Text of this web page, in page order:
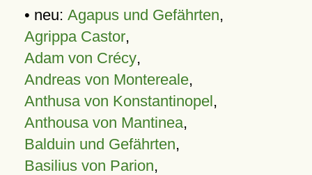
• neu: Agapus und Gefährten,
Agrippa Castor,
Adam von Crécy,
Andreas von Montereale,
Anthusa von Konstantinopel,
Anthousa von Mantinea,
Balduin und Gefährten,
Basilius von Parion,